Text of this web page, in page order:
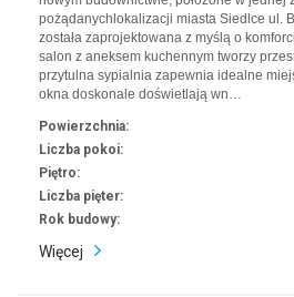
pożądanychlokalizacji miasta Siedlce ul.
została zaprojektowana z myślą o
salon z aneksem kuchennym tworzy
przytulna sypialnia zapewnia idealne
okna doskonale doświetlają wn…
Powierzchnia:
Liczba pokoi:
Piętro:
Liczba pięter:
Rok budowy:
Więcej